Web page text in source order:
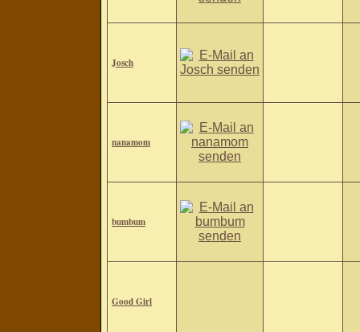
Josch
nanamom
bumbum
Good Girl